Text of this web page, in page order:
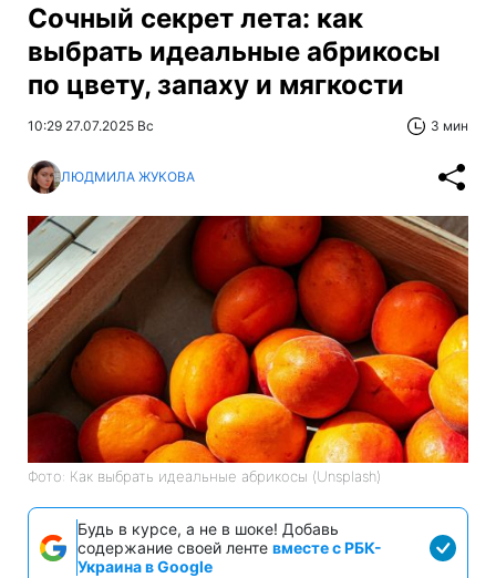
Сочный секрет лета: как
выбрать идеальные абрикосы
по цвету, запаху и мягкости
10:29 27.07.2025 Вс 3 мин
ЛЮДМИЛА ЖУКОВА
Фото: Как выбрать идеальные абрикосы (Unsplash)
Будь в курсе, а не в шоке! Добавь
содержание своей ленте вместе с РБК-
Украина в Google